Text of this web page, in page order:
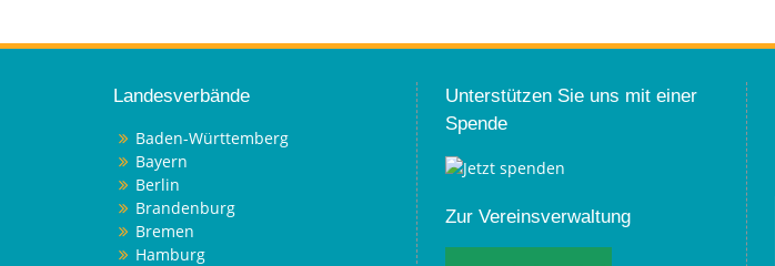
Landesverbände
Baden-Württemberg
Bayern
Berlin
Brandenburg
Bremen
Hamburg
Unterstützen Sie uns mit einer
Spende
Zur Vereinsverwaltung